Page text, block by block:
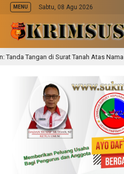
MENU Sabtu, 08 Agu 2026
di Surat Tanah Atas Nama H.